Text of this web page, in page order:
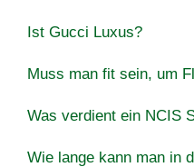
Ist Gucci Luxus?
Muss man fit sein, um
Was verdient ein NCIS
Wie lange kann man in